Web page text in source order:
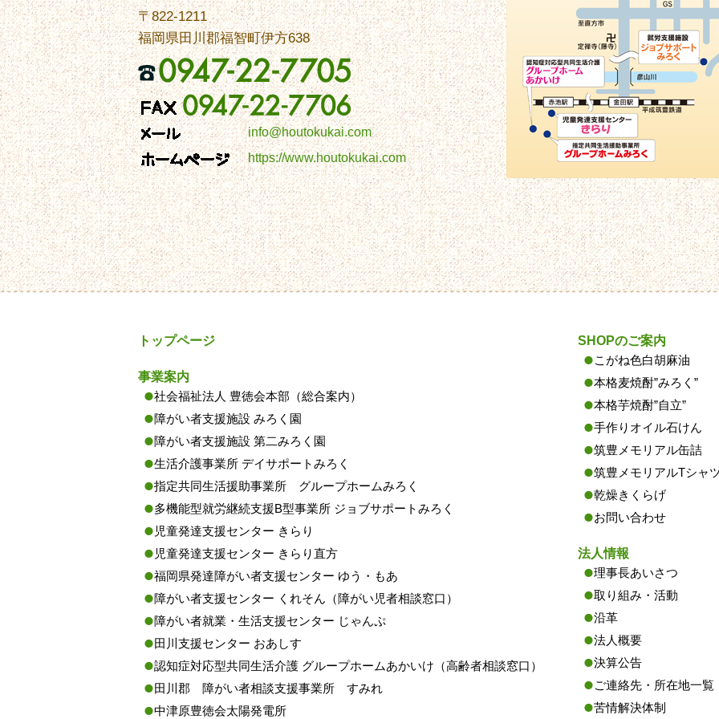
〒822-1211
福岡県田川郡福智町伊方638
info@houtokukai.com
https://www.houtokukai.com
トップページ
事業案内
社会福祉法人 豊徳会本部（総合案内）
障がい者支援施設 みろく園
障がい者支援施設 第二みろく園
生活介護事業所 デイサポートみろく
指定共同生活援助事業所 グループホームみろく
多機能型就労継続支援B型事業所 ジョブサポートみろく
児童発達支援センター きらり
児童発達支援センター きらり直方
福岡県発達障がい者支援センター ゆう・もあ
障がい者支援センター くれそん（障がい児者相談窓口）
障がい者就業・生活支援センター じゃんぷ
田川支援センター おあしす
認知症対応型共同生活介護 グループホームあかいけ（高齢者相談窓口）
田川郡 障がい者相談支援事業所 すみれ
中津原豊徳会太陽発電所
SHOPのご案内
こがね色白胡麻油
本格麦焼酎”みろく”
本格芋焼酎”自立”
手作りオイル石けん
筑豊メモリアル缶詰
筑豊メモリアルTシャ
乾燥きくらげ
お問い合わせ
法人情報
理事長あいさつ
取り組み・活動
沿革
法人概要
決算公告
ご連絡先・所在地一覧
苦情解決体制